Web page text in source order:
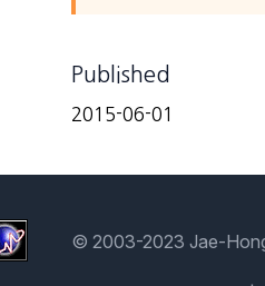
Published
2015-06-01
© 2003-2023 Jae-